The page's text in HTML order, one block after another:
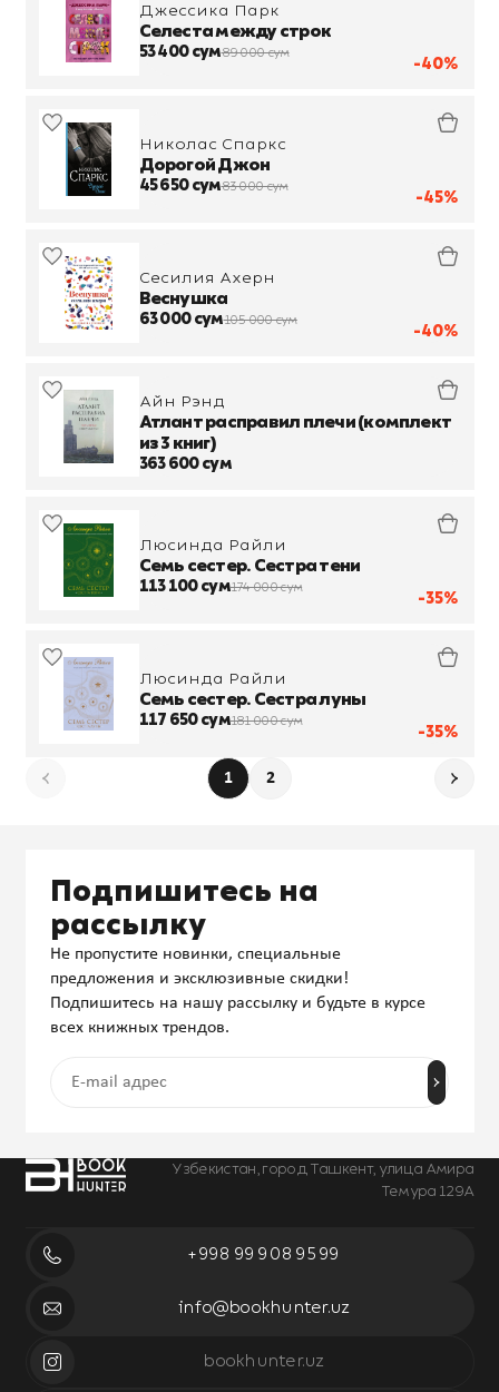
-40%
Джессика Парк
Селеста между строк
53 400 сум89 000 сум
-45%
Николас Спаркс
Дорогой Джон
45 650 сум83 000 сум
-40%
Сесилия Ахерн
Веснушка
63 000 сум105 000 сум
Айн Рэнд
Атлант расправил плечи (комплект
из 3 книг)
363 600 сум
-35%
Люсинда Райли
Семь сестер. Сестра тени
113 100 сум174 000 сум
-35%
Люсинда Райли
Семь сестер. Сестра луны
117 650 сум181 000 сум
1 2
Узбекистан, город Ташкент, улица Амира
Темура 129А
+998 99 908 95 99
info@bookhunter.uz
bookhunter.uz
Подпишитесь на
рассылку
Не пропустите новинки, специальные
предложения и эксклюзивные скидки!
Подпишитесь на нашу рассылку и будьте в курсе
всех книжных трендов.